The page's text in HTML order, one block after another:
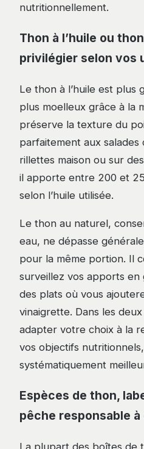
nutritionnellement.
Thon à l’huile ou
privilégier selon vos
Le thon à l’huile est plus
plus moelleux grâce à la
préserve la texture du
parfaitement aux salades
rillettes maison ou sur
il apporte entre 200 et
selon l’huile utilisée.
Le thon au naturel,
eau, ne dépasse
pour la même portion. Il
surveillez vos apports en
des plats où vous
vinaigrette. Dans les
adapter votre choix à la
vos objectifs
systématiquement
Espèces de thon,
pêche responsable